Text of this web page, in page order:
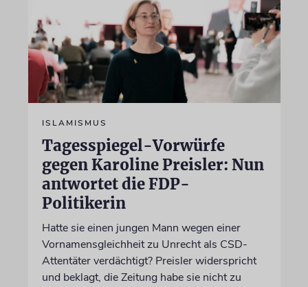
ISLAMISMUS
Tagesspiegel-Vorwürfe
gegen Karoline Preisler: Nun
antwortet die FDP-
Politikerin
Hatte sie einen jungen Mann wegen einer
Vornamensgleichheit zu Unrecht als CSD-
Attentäter verdächtigt? Preisler widerspricht
und beklagt, die Zeitung habe sie nicht zu